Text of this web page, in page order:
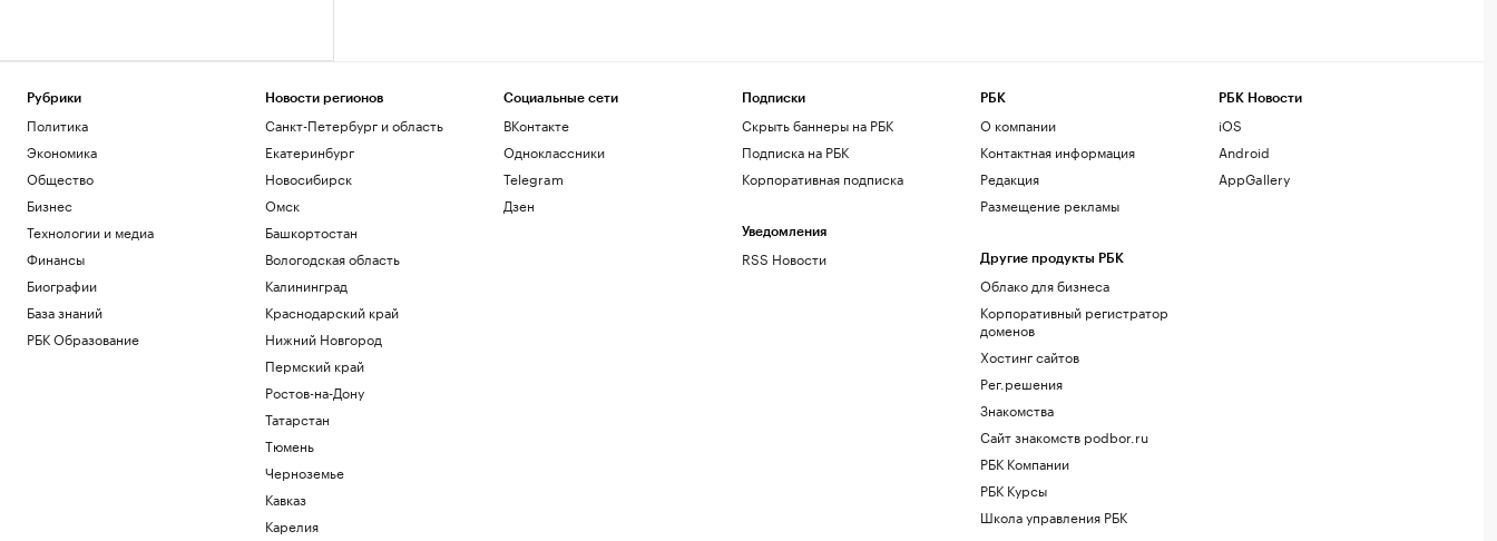
Рубрики
Политика
Экономика
Общество
Бизнес
Технологии и медиа
Финансы
Биографии
База знаний
РБК Образование
Новости регионов
Санкт-Петербург и область
Екатеринбург
Новосибирск
Омск
Башкортостан
Вологодская область
Калининград
Краснодарский край
Нижний Новгород
Пермский край
Ростов-на-Дону
Татарстан
Тюмень
Черноземье
Кавказ
Карелия
Социальные сети
ВКонтакте
Одноклассники
Telegram
Дзен
Подписки
Скрыть баннеры на РБК
Подписка на РБК
Корпоративная подписка
Уведомления
RSS Новости
РБК
О компании
Контактная информация
Редакция
Размещение рекламы
Другие продукты РБК
Облако для бизнеса
Корпоративный регистратор
доменов
Хостинг сайтов
Рег.решения
Знакомства
Сайт знакомств podbor.ru
РБК Компании
РБК Курсы
Школа управления РБК
РБК Новости
iOS
Android
AppGallery